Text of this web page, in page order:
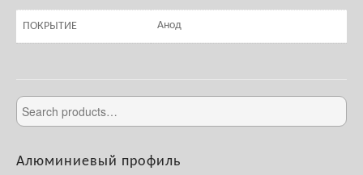
ПОКРЫТИЕ Анод
Алюминиевый профиль